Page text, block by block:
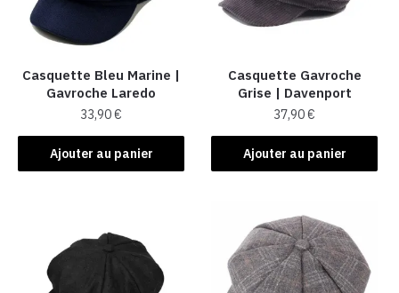
Casquette Bleu Marine |
Gavroche Laredo
33,90€
Ajouter au panier
Casquette Gavroche
Grise | Davenport
37,90€
Ajouter au panier